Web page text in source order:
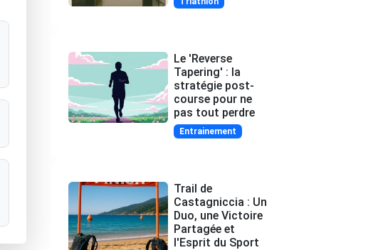
Le 'Reverse
Tapering' : la
stratégie post-
course pour ne
pas tout perdre
Entrainement
Trail de
Castagniccia : Un
Duo, une Victoire
Partagée et
l'Esprit du Sport